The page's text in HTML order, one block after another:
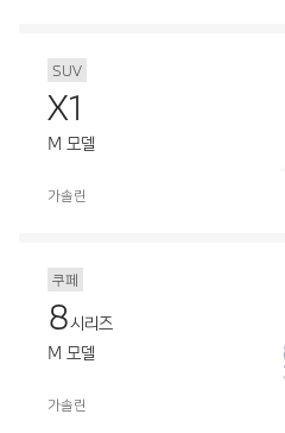
SUV
X1
M 모델
가솔린
쿠페
8시리즈
M 모델
가솔린